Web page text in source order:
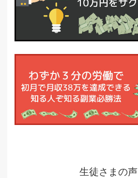
生徒さまの声